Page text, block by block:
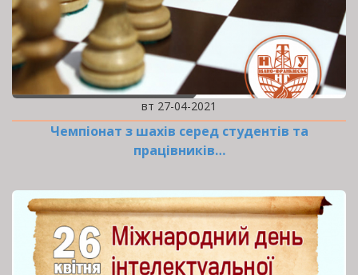
вт 27-04-2021
Чемпіонат з шахів серед студентів та
працівників…